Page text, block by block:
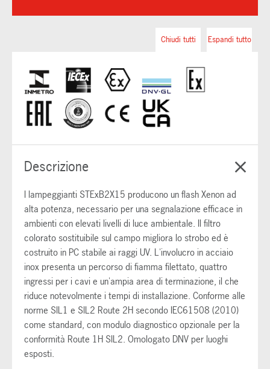
Espandi tutto
Chiudi tutti
Descrizione
I lampeggianti STExB2X15 producono un flash Xenon ad
alta potenza, necessario per una segnalazione efficace in
ambienti con elevati livelli di luce ambientale. Il filtro
colorato sostituibile sul campo migliora lo strobo ed è
costruito in PC stabile ai raggi UV. L'involucro in acciaio
inox presenta un percorso di fiamma filettato, quattro
ingressi per i cavi e un'ampia area di terminazione, il che
riduce notevolmente i tempi di installazione. Conforme alle
norme SIL1 e SIL2 Route 2H secondo IEC61508 (2010)
come standard, con modulo diagnostico opzionale per la
conformità Route 1H SIL2. Omologato DNV per luoghi
esposti.